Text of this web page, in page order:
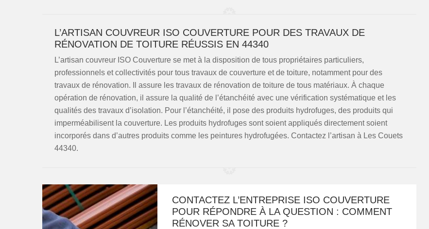
L’ARTISAN COUVREUR ISO COUVERTURE POUR DES TRAVAUX DE
RÉNOVATION DE TOITURE RÉUSSIS EN 44340
L’artisan couvreur ISO Couverture se met à la disposition de tous propriétaires particuliers,
professionnels et collectivités pour tous travaux de couverture et de toiture, notamment pour des
travaux de rénovation. Il assure les travaux de rénovation de toiture de tous matériaux. À chaque
opération de rénovation, il assure la qualité de l’étanchéité avec une vérification systématique et les
qualités des travaux d’isolation. Pour l’étanchéité, il pose des produits hydrofuges, des produits qui
imperméabilisent la couverture. Les produits hydrofuges sont soient appliqués directement soient
incorporés dans d’autres produits comme les peintures hydrofugées. Contactez l’artisan à Les Couets
44340.
CONTACTEZ L’ENTREPRISE ISO COUVERTURE
POUR RÉPONDRE À LA QUESTION : COMMENT
RÉNOVER SA TOITURE ?